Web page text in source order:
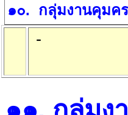
๑๐. กลุ่มงานคุมค
-